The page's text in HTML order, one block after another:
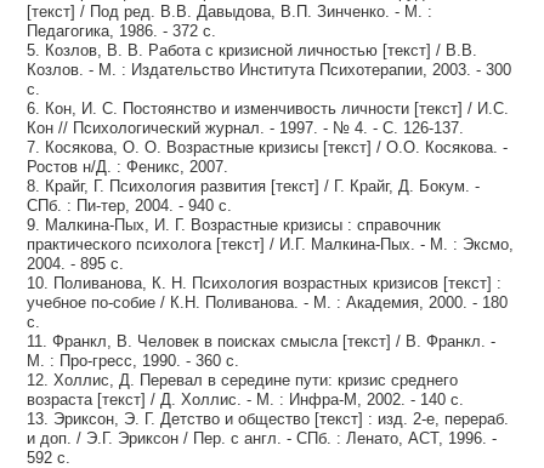
[текст] / Под ред. В.В. Давыдова, В.П. Зинченко. - М. :
Педагогика, 1986. - 372 с.
5. Козлов, В. В. Работа с кризисной личностью [текст] / В.В.
Козлов. - М. : Издательство Института Психотерапии, 2003. - 300
с.
6. Кон, И. С. Постоянство и изменчивость личности [текст] / И.С.
Кон // Психологический журнал. - 1997. - № 4. - С. 126-137.
7. Косякова, О. О. Возрастные кризисы [текст] / О.О. Косякова. -
Ростов н/Д. : Феникс, 2007.
8. Крайг, Г. Психология развития [текст] / Г. Крайг, Д. Бокум. -
СПб. : Пи-тер, 2004. - 940 с.
9. Малкина-Пых, И. Г. Возрастные кризисы : справочник
практического психолога [текст] / И.Г. Малкина-Пых. - М. : Эксмо,
2004. - 895 с.
10. Поливанова, К. Н. Психология возрастных кризисов [текст] :
учебное по-собие / К.Н. Поливанова. - М. : Академия, 2000. - 180
с.
11. Франкл, В. Человек в поисках смысла [текст] / В. Франкл. -
М. : Про-гресс, 1990. - 360 с.
12. Холлис, Д. Перевал в середине пути: кризис среднего
возраста [текст] / Д. Холлис. - М. : Инфра-М, 2002. - 140 с.
13. Эриксон, Э. Г. Детство и общество [текст] : изд. 2-е, перераб.
и доп. / Э.Г. Эриксон / Пер. с англ. - СПб. : Ленато, ACT, 1996. -
592 с.